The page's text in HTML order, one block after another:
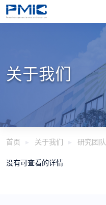
关于我们
首页 关于我们 研究团队
没有可查看的详情